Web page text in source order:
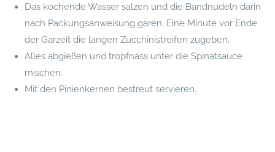
Das kochende Wasser salzen und die Bandnudeln darin
nach Packungsanweisung garen. Eine Minute vor Ende
der Garzeit die langen Zucchinistreifen zugeben.
Alles abgießen und tropfnass unter die Spinatsauce
mischen.
Mit den Pinienkernen bestreut servieren.